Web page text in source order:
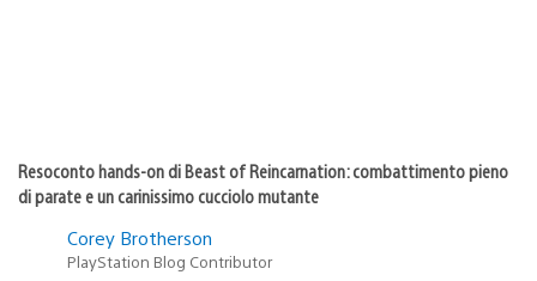
Resoconto hands-on di Beast of Reincarnation: combattimento pieno
di parate e un carinissimo cucciolo mutante
Corey Brotherson
PlayStation Blog Contributor